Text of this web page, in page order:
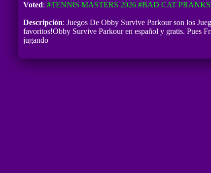
Voted: #TENNIS MASTERS 2026 #BAD CAT
Descripción: Juegos De Obby Survive Parkour son los
favoritos!Obby Survive Parkour en español y gratis. Pues
jugando